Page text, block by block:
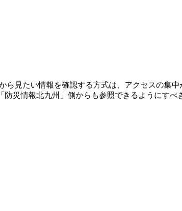
見たい情報を確認する方式は、アクセスの集中
災情報北九州」側からも参照できるようにすべ